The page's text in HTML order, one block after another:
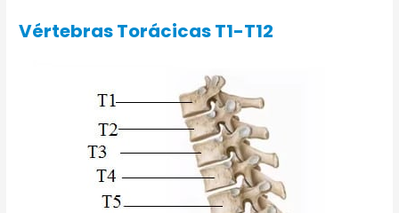
Vértebras Torácicas T1-T12